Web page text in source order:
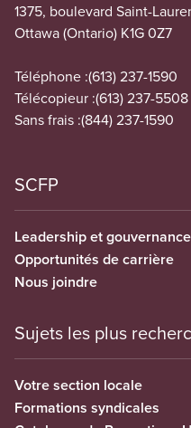
1375, boulevard Saint-
Ottawa (Ontario) K1G 0Z7
Téléphone :(613) 237-1590
Télécopieur :(613) 237-5508
Sans frais :(844) 237-1590
SCFP
Leadership et gouvernance
Opportunités de carrière
Nous joindre
Sujets les plus
Votre section locale
Formations syndicales